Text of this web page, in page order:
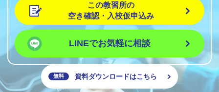
この教習所の
空き確認・入校仮申込み
LINEでお気軽に相談
無料 資料ダウンロードはこちら